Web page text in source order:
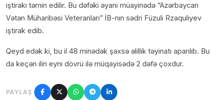
iştirakı təmin edilir. Bu dəfəki əyani müayinədə “Azərbaycan
Vətən Müharibəsi Veteranları” İB-nın sədri Füzuli Rzaquliyev
iştirak edib.
Qeyd edək ki, bu il 48 minədək şəxsə əlillik təyinatı aparılıb. Bu
da keçən ilin eyni dövrü ilə müqayisədə 2 dəfə çoxdur.
PAYLAŞ